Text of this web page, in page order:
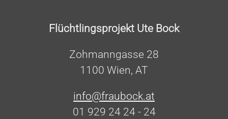
Flüchtlingsprojekt Ute Bock
Zohmanngasse 28
1100 Wien, AT
info@fraubock.at
01 929 24 24 - 24